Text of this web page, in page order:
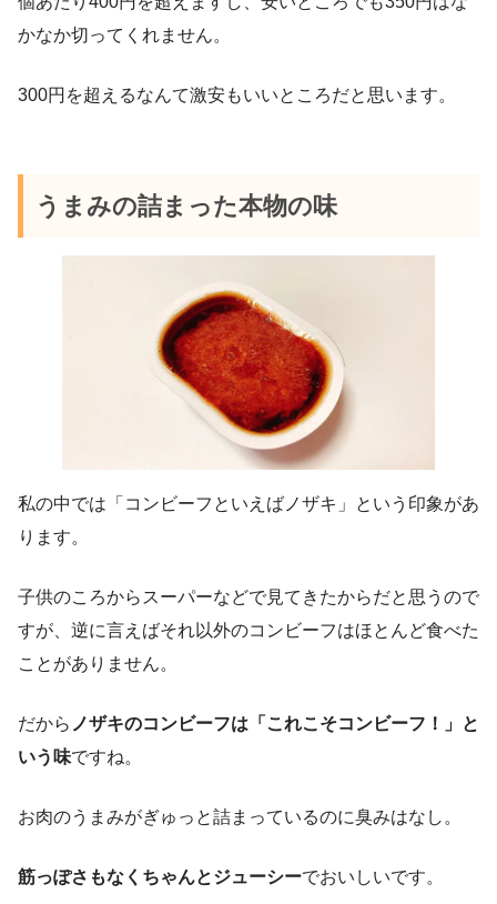
かなか切ってくれません。
300円を超えるなんて激安もいいところだと思います。
うまみの詰まった本物の味
私の中では「コンビーフといえばノザキ」という印象があ
ります。
子供のころからスーパーなどで見てきたからだと思うので
すが、逆に言えばそれ以外のコンビーフはほとんど食べた
ことがありません。
だから ノザキのコンビーフは「これこそコンビーフ！」と
いう味ですね。
お肉のうまみがぎゅっと詰まっているのに臭みはなし。
筋っぽさもなくちゃんとジューシーでおいしいです。